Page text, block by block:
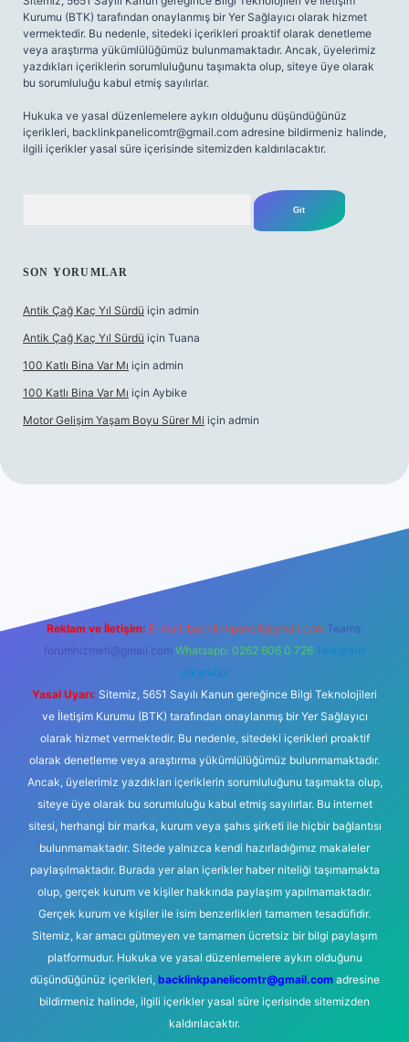
Kurumu (BTK) tarafından onaylanmış bir Yer Sağlayıcı olarak hizmet
vermektedir. Bu nedenle, sitedeki içerikleri proaktif olarak denetleme
veya araştırma yükümlülüğümüz bulunmamaktadır. Ancak, üyelerimiz
yazdıkları içeriklerin sorumluluğunu taşımakta olup, siteye üye olarak
bu sorumluluğu kabul etmiş sayılırlar.
Hukuka ve yasal düzenlemelere aykırı olduğunu düşündüğünüz
içerikleri, backlinkpanelicomtr@gmail.com adresine bildirmeniz halinde,
ilgili içerikler yasal süre içerisinde sitemizden kaldırılacaktır.
SON YORUMLAR
Antik Çağ Kaç Yıl Sürdü için admin
Antik Çağ Kaç Yıl Sürdü için Tuana
100 Katlı Bina Var Mı için admin
100 Katlı Bina Var Mı için Aybike
Motor Gelişim Yaşam Boyu Sürer Mi için admin
Reklam ve İletişim: E-mail: backlinkpaneli@gmail.com Teams:
forumhizmeti@gmail.com Whatsapp: 0262 606 0 726 Telegram:
@karabul
Yasal Uyarı: Sitemiz, 5651 Sayılı Kanun gereğince Bilgi Teknolojileri
ve İletişim Kurumu (BTK) tarafından onaylanmış bir Yer Sağlayıcı
olarak hizmet vermektedir. Bu nedenle, sitedeki içerikleri proaktif
olarak denetleme veya araştırma yükümlülüğümüz bulunmamaktadır.
Ancak, üyelerimiz yazdıkları içeriklerin sorumluluğunu taşımakta olup,
siteye üye olarak bu sorumluluğu kabul etmiş sayılırlar. Bu internet
sitesi, herhangi bir marka, kurum veya şahıs şirketi ile hiçbir bağlantısı
bulunmamaktadır. Sitede yalnızca kendi hazırladığımız makaleler
paylaşılmaktadır. Burada yer alan içerikler haber niteliği taşımamakta
olup, gerçek kurum ve kişiler hakkında paylaşım yapılmamaktadır.
Gerçek kurum ve kişiler ile isim benzerlikleri tamamen tesadüfidir.
Sitemiz, kar amacı gütmeyen ve tamamen ücretsiz bir bilgi paylaşım
platformudur. Hukuka ve yasal düzenlemelere aykırı olduğunu
düşündüğünüz içerikleri, backlinkpanelicomtr@gmail.comadresine
bildirmeniz halinde, ilgili içerikler yasal süre içerisinde sitemizden
kaldırılacaktır.